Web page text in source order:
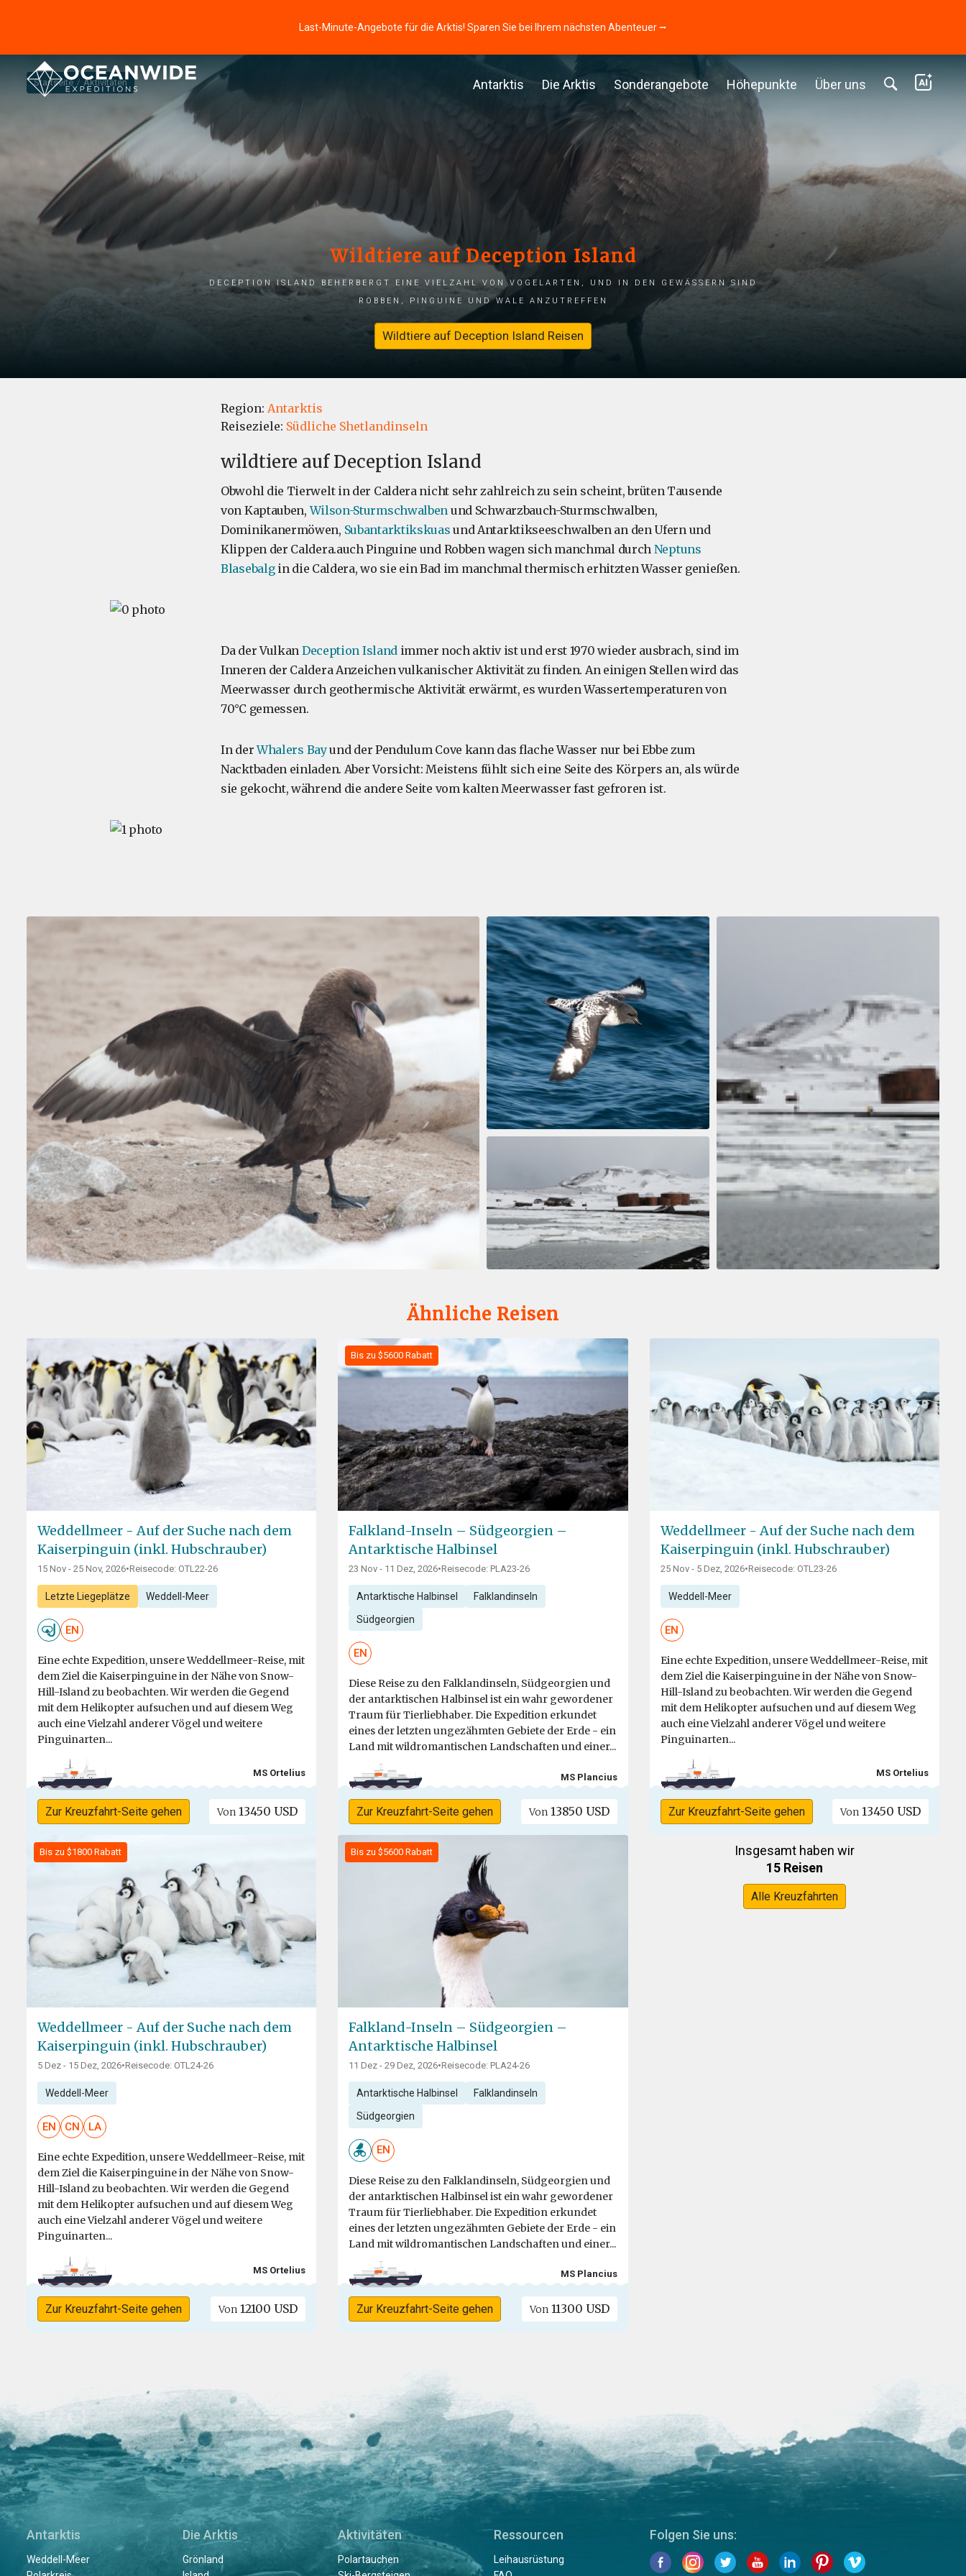
Last-Minute-Angebote für die Arktis! Sparen Sie bei Ihrem nächsten Abenteuer ⭢
Antarktis Die Arktis Sonderangebote Höhepunkte Über uns
Startseite Aktivitäten
Wildtiere auf Deception Island
Deception Island beherbergt eine Vielzahl von Vogelarten, und in den Gewässern sind
Robben, Pinguine und Wale anzutreffen
Wildtiere auf Deception Island Reisen
Region: Antarktis
Reiseziele: Südliche Shetlandinseln
wildtiere auf Deception Island
Obwohl die Tierwelt in der Caldera nicht sehr zahlreich zu sein scheint, brüten Tausende
von Kaptauben,Wilson-Sturmschwalben und Schwarzbauch-Sturmschwalben,
Dominikanermöwen, Subantarktikskuas und Antarktikseeschwalben an den Ufern und
Klippen der Caldera.auch Pinguine und Robben wagen sich manchmal durch Neptuns
Blasebalgin die Caldera, wo sie ein Bad im manchmal thermisch erhitzten Wasser genießen.
Da der Vulkan Deception Island immer noch aktiv ist und erst 1970 wieder ausbrach, sind im
Inneren der Caldera Anzeichen vulkanischer Aktivität zu finden. An einigen Stellen wird das
Meerwasser durch geothermische Aktivität erwärmt, es wurden Wassertemperaturen von
70°C gemessen.
In derWhalers Bayund der Pendulum Cove kann das flache Wasser nur bei Ebbe zum
Nacktbaden einladen. Aber Vorsicht: Meistens fühlt sich eine Seite des Körpers an, als würde
sie gekocht, während die andere Seite vom kalten Meerwasser fast gefroren ist.
Ähnliche Reisen
Weddellmeer - Auf der Suche nach dem
Kaiserpinguin (inkl. Hubschrauber)
15 Nov - 25 Nov, 2026•Reisecode: OTL22-26
Letzte Liegeplätze Weddell-Meer
EN
Eine echte Expedition, unsere Weddellmeer-Reise, mit
dem Ziel die Kaiserpinguine in der Nähe von Snow-
Hill-Island zu beobachten. Wir werden die Gegend
mit dem Helikopter aufsuchen und auf diesem Weg
auch eine Vielzahl anderer Vögel und weitere
Pinguinarten...
MS Ortelius
Zur Kreuzfahrt-Seite gehen Von 13450 USD
Bis zu $5600 Rabatt
Falkland-Inseln – Südgeorgien –
Antarktische Halbinsel
23 Nov - 11 Dez, 2026•Reisecode: PLA23-26
Antarktische Halbinsel Falklandinseln
Südgeorgien
EN
Diese Reise zu den Falklandinseln, Südgeorgien und
der antarktischen Halbinsel ist ein wahr gewordener
Traum für Tierliebhaber. Die Expedition erkundet
eines der letzten ungezähmten Gebiete der Erde - ein
Land mit wildromantischen Landschaften und einer...
MS Plancius
Zur Kreuzfahrt-Seite gehen Von13850 USD
Weddellmeer - Auf der Suche nach dem
Kaiserpinguin (inkl. Hubschrauber)
25 Nov - 5 Dez, 2026•Reisecode: OTL23-26
Weddell-Meer
EN
Eine echte Expedition, unsere Weddellmeer-Reise, mit
dem Ziel die Kaiserpinguine in der Nähe von Snow-
Hill-Island zu beobachten. Wir werden die Gegend
mit dem Helikopter aufsuchen und auf diesem Weg
auch eine Vielzahl anderer Vögel und weitere
Pinguinarten...
MS Ortelius
Zur Kreuzfahrt-Seite gehen Von 13450 USD
Bis zu $1800 Rabatt
Weddellmeer - Auf der Suche nach dem
Kaiserpinguin (inkl. Hubschrauber)
5 Dez - 15 Dez, 2026•Reisecode: OTL24-26
Weddell-Meer
EN CN LA
Eine echte Expedition, unsere Weddellmeer-Reise, mit
dem Ziel die Kaiserpinguine in der Nähe von Snow-
Hill-Island zu beobachten. Wir werden die Gegend
mit dem Helikopter aufsuchen und auf diesem Weg
auch eine Vielzahl anderer Vögel und weitere
Pinguinarten...
MS Ortelius
Zur Kreuzfahrt-Seite gehen Von 12100 USD
Bis zu $5600 Rabatt
Falkland-Inseln – Südgeorgien –
Antarktische Halbinsel
11 Dez - 29 Dez, 2026•Reisecode: PLA24-26
Antarktische Halbinsel Falklandinseln
Südgeorgien
EN
Diese Reise zu den Falklandinseln, Südgeorgien und
der antarktischen Halbinsel ist ein wahr gewordener
Traum für Tierliebhaber. Die Expedition erkundet
eines der letzten ungezähmten Gebiete der Erde - ein
Land mit wildromantischen Landschaften und einer...
MS Plancius
Zur Kreuzfahrt-Seite gehen Von 11300 USD
Insgesamt haben wir
15 Reisen
Alle Kreuzfahrten
Antarktis
Weddell-Meer
Die Arktis
Grönland
Aktivitäten
Polartauchen
Ressourcen
Leihausrüstung
Folgen Sie uns: